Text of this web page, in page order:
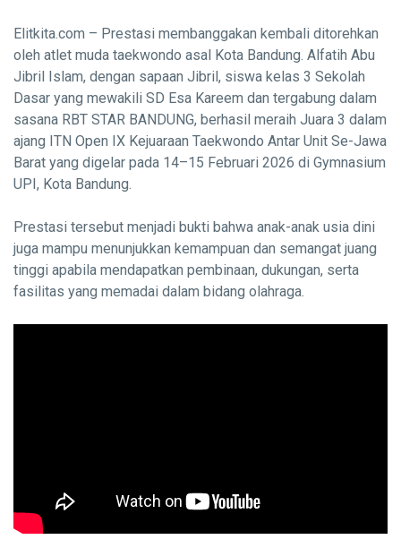
Elitkita.com – Prestasi membanggakan kembali ditorehkan
oleh atlet muda taekwondo asal Kota Bandung. Alfatih Abu
Jibril Islam, dengan sapaan Jibril, siswa kelas 3 Sekolah
Dasar yang mewakili SD Esa Kareem dan tergabung dalam
sasana RBT STAR BANDUNG, berhasil meraih Juara 3 dalam
ajang ITN Open IX Kejuaraan Taekwondo Antar Unit Se-Jawa
Barat yang digelar pada 14–15 Februari 2026 di Gymnasium
UPI, Kota Bandung.
Prestasi tersebut menjadi bukti bahwa anak-anak usia dini
juga mampu menunjukkan kemampuan dan semangat juang
tinggi apabila mendapatkan pembinaan, dukungan, serta
fasilitas yang memadai dalam bidang olahraga.